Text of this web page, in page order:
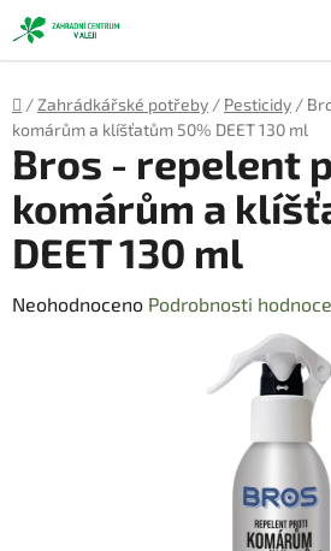
Přejít
na
obsah
Domů
/ Zahrádkářské potřeby / Pesticidy /
komárům a klíšťatům 50% DEET 130 ml
Bros - repelent
komárům a
DEET 130 ml
Průměrné
Neohodnoceno Podrobnosti